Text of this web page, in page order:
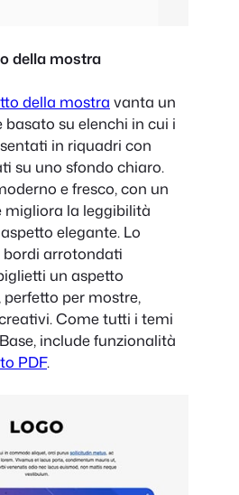
della mostra
della mostra vanta un
su elenchi in cui i
in riquadri con
su uno sfondo chiaro.
e fresco, con un
la leggibilità
elegante. Lo
bordi arrotondati
un aspetto
per mostre,
Come tutti i temi
include funzionalità
PDF.